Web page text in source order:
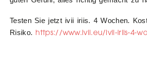
Testen Sie jetzt ivii iriis. 4 Wochen.
Risiko. https://www.ivii.eu/ivii-iriis-4-